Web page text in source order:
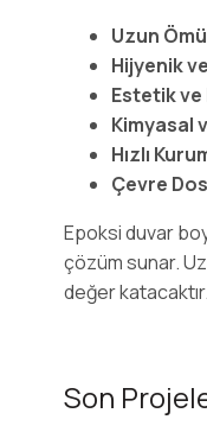
Uzun
Hijyenik
Estetik ve
Kimyasal
Hızlı
Çevre
Epoksi duvar
çözüm sunar.
değer
Son